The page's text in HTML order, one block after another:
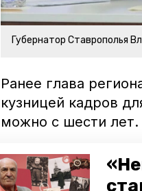
Губернатор Ставрополья
Ранее глава
кузницей кадров
можно с шести лет.
Читайте также: